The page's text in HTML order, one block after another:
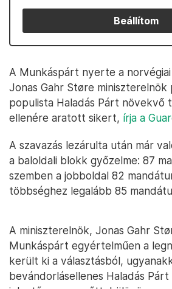
Beállítom
A Munkáspárt nyerte a
Jonas Gahr Støre miniszterelnök
populista Haladás Párt növekvő
ellenére aratott sikert, írja a
A szavazás lezárulta után már
a baloldali blokk győzelme: 87
szemben a jobboldal 82
többséghez legalább 85
A miniszterelnök, Jonas Gahr
Munkáspárt egyértelműen a
került ki a választásból,
bevándorlásellenes Haladás